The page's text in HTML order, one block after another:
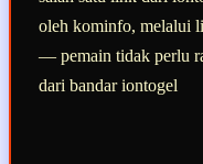
oleh kominfo, melalui
— pemain tidak perlu
dari bandar iontogel